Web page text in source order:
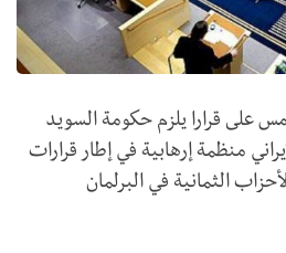
على قرارا يلزم حكومة السويد
منظمة إرهابية في إطار قرارات
الثمانية في البرلمان